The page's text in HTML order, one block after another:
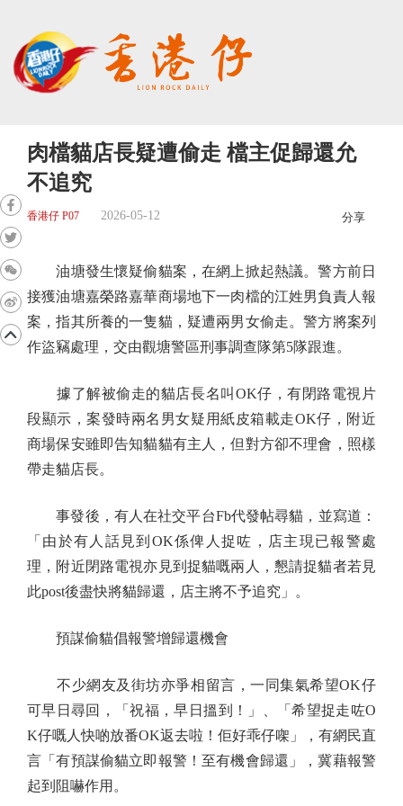
肉檔貓店長疑遭偷走 檔主促歸還允
不追究
香港仔 P07 2026-05-12 分享
油塘發生懷疑偷貓案，在網上掀起熱議。警方前日
接獲油塘嘉榮路嘉華商場地下一肉檔的江姓男負責人報
案，指其所養的一隻貓，疑遭兩男女偷走。警方將案列
作盜竊處理，交由觀塘警區刑事調查隊第5隊跟進。
據了解被偷走的貓店長名叫OK仔，有閉路電視片
段顯示，案發時兩名男女疑用紙皮箱載走OK仔，附近
商場保安雖即告知貓貓有主人，但對方卻不理會，照樣
帶走貓店長。
事發後，有人在社交平台Fb代發帖尋貓，並寫道：
「由於有人話見到OK係俾人捉咗，店主現已報警處
理，附近閉路電視亦見到捉貓嘅兩人，懇請捉貓者若見
此post後盡快將貓歸還，店主將不予追究」。
預謀偷貓倡報警增歸還機會
不少網友及街坊亦爭相留言，一同集氣希望OK仔
可早日尋回，「祝福，早日搵到！」、「希望捉走咗O
K仔嘅人快啲放番OK返去啦！佢好乖仔㗎」，有網民直
言「有預謀偷貓立即報警！至有機會歸還」，冀藉報警
起到阻嚇作用。